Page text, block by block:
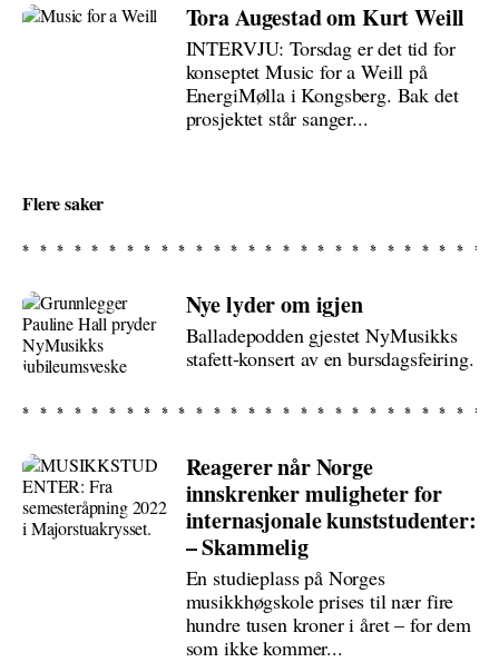
Tora Augestad om Kurt Weill
INTERVJU: Torsdag er det tid for
konseptet Music for a Weill på
EnergiMølla i Kongsberg. Bak det
prosjektet står sanger...
Flere saker
Nye lyder om igjen
Balladepodden gjestet NyMusikks
stafett-konsert av en bursdagsfeiring.
Reagerer når Norge
innskrenker muligheter for
internasjonale kunststudenter:
– Skammelig
En studieplass på Norges
musikkhøgskole prises til nær fire
hundre tusen kroner i året – for dem
som ikke kommer...